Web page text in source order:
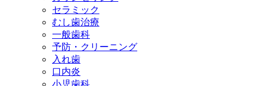
セラミック
むし歯治療
一般歯科
予防・クリーニング
入れ歯
口内炎
小児歯科